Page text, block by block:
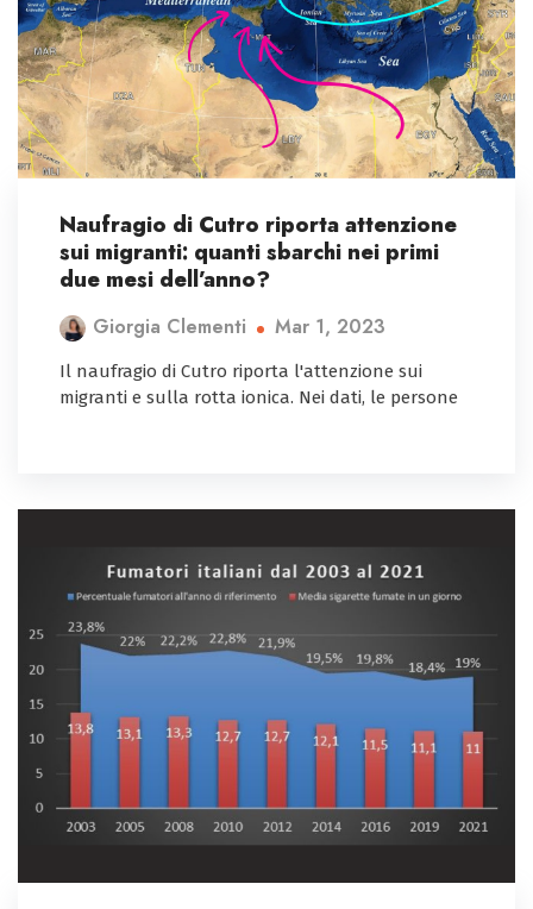
Naufragio di Cutro riporta attenzione
sui migranti: quanti sbarchi nei primi
due mesi dell’anno?
Giorgia Clementi Mar 1, 2023
Il naufragio di Cutro riporta l'attenzione sui
migranti e sulla rotta ionica. Nei dati, le persone